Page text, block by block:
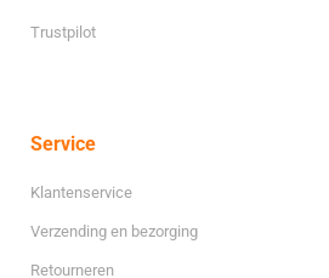
Trustpilot
Service
Klantenservice
Verzending en bezorging
Retourneren